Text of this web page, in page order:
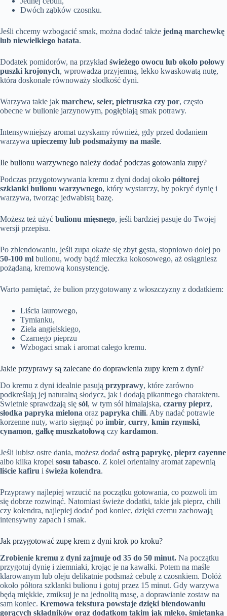
Dwóch ząbków czosnku.
Jeśli chcemy wzbogacić smak, można dodać także jedną marchewkę
lub niewielkiego batata.
Dodatek pomidorów, na przykład świeżego owocu lub około połowy
puszki krojonych, wprowadza przyjemną, lekko kwaskowatą nutę,
która doskonale równoważy słodkość dyni.
Warzywa takie jak marchew, seler, pietruszka czy por, często
obecne w bulionie jarzynowym, pogłębiają smak potrawy.
Intensywniejszy aromat uzyskamy również, gdy przed dodaniem
warzywa upieczemy lub podsmażymy na maśle.
Ile bulionu warzywnego należy dodać podczas gotowania zupy?
Podczas przygotowywania kremu z dyni dodaj około półtorej
szklanki bulionu warzywnego, który wystarczy, by pokryć dynię i
warzywa, tworząc jedwabistą bazę.
Możesz też użyć bulionu mięsnego, jeśli bardziej pasuje do Twojej
wersji przepisu.
Po zblendowaniu, jeśli zupa okaże się zbyt gęsta, stopniowo dolej po
50-100 ml bulionu, wody bądź mleczka kokosowego, aż osiągniesz
pożądaną, kremową konsystencję.
Warto pamiętać, że bulion przygotowany z włoszczyzny z dodatkiem:
Liścia laurowego,
Tymianku,
Ziela angielskiego,
Czarnego pieprzu
Wzbogaci smak i aromat całego kremu.
Jakie przyprawy są zalecane do doprawienia zupy krem z dyni?
Do kremu z dyni idealnie pasują przyprawy, które zarówno
podkreślają jej naturalną słodycz, jak i dodają pikantnego charakteru.
Świetnie sprawdzają się sól, w tym sól himalajska, czarny pieprz,
słodka papryka mielona oraz papryka chili. Aby nadać potrawie
korzenne nuty, warto sięgnąć po imbir, curry, kmin rzymski,
cynamon, gałkę muszkatołową czy kardamon.
Jeśli lubisz ostre dania, możesz dodać ostrą paprykę, pieprz cayenne
albo kilka kropel sosu tabasco. Z kolei orientalny aromat zapewnią
liście kafiru i świeża kolendra.
Przyprawy najlepiej wrzucić na początku gotowania, co pozwoli im
się dobrze rozwinąć. Natomiast świeże dodatki, takie jak pieprz, chili
czy kolendra, najlepiej dodać pod koniec, dzięki czemu zachowają
intensywny zapach i smak.
Jak przygotować zupę krem z dyni krok po kroku?
Zrobienie kremu z dyni zajmuje od 35 do 50 minut. Na początku
przygotuj dynię i ziemniaki, krojąc je na kawałki. Potem na maśle
klarowanym lub oleju delikatnie podsmaż cebulę z czosnkiem. Dołóż
około półtora szklanki bulionu i gotuj przez 15 minut. Gdy warzywa
będą miękkie, zmiksuj je na jednolitą masę, a doprawianie zostaw na
sam koniec. Kremowa tekstura powstaje dzięki blendowaniu
gorących składników oraz dodatkom takim jak mleko, śmietanka